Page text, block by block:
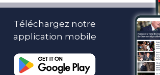
Téléchargez notre
application mobile